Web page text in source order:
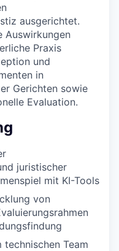
ausgerichtet.
Auswirkungen
Praxis
und
in
Gerichten sowie
Evaluation.
juristischer
mit KI-Tools
von
Team